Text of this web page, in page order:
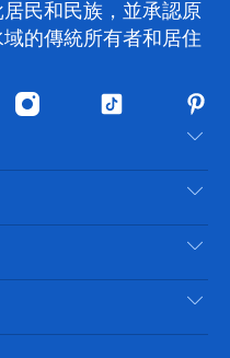
民和民族，並承認原
的傳統所有者和居住
Instagram抖